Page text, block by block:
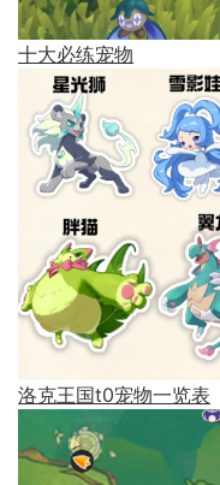
十大必练宠物
洛克王国t0宠物一览表